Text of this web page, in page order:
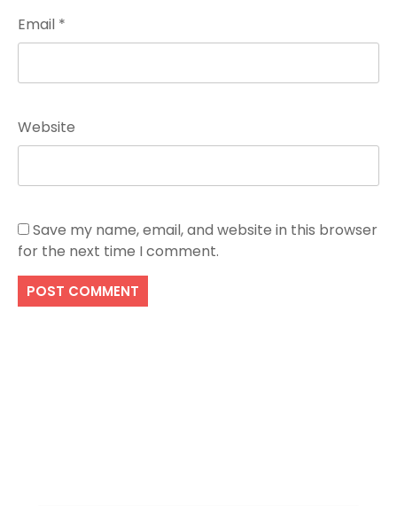
Email *
Website
Save my name, email, and website in this browser
for the next time I comment.